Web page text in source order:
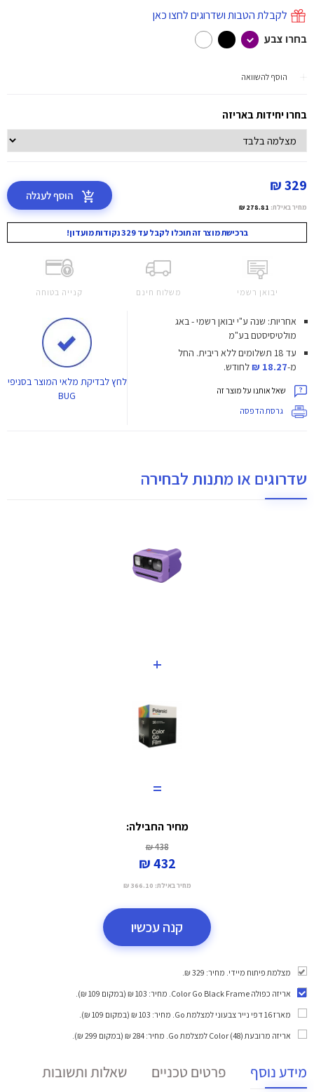
לקבלת הטבות ושדרוגים לחצו כאן
בחרו צבע
הוסף להשוואה
בחרו יחידות באריזה
329 ₪
מחיר באילת: 278.81 ₪
הוסף לעגלה
ברכישת מוצר זה תוכלו לקבל עד 329 נקודות מועדון!
יבואן רשמי משלוח חינם קנייה בטוחה
אחריות: שנה ע"י יבואן רשמי - באג
מולטיסיסטם בע"מ
עד 18 תשלומים ללא ריבית.
החל
מ-18.27 ₪ לחודש.
שאל אותנו על מוצר זה
גרסת הדפסה
לחץלבדיקת מלאי המוצר בסניפי
BUG
שדרוגים או מתנות לבחירה
+
=
מחיר החבילה:
438 ₪
432 ₪
מחיר באילת: 366.10 ₪
קנה עכשיו
מצלמת פיתוח מיידי. מחיר: 329 ₪.
אריזה כפולה Color Go Black Frame
. מחיר: 103 ₪ (במקום 109 ₪).
מארז 16 דפי נייר צבעוני למצלמת Go
. מחיר: 103 ₪ (במקום 109 ₪).
אריזה מרובעת (48) Color למצלמת Go
. מחיר: 284 ₪ (במקום 299 ₪).
מידע נוסף פרטים טכניים שאלות ותשובות